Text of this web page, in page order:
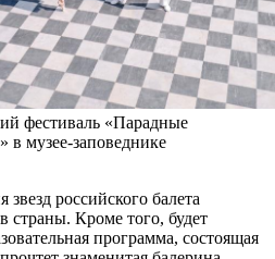
фестиваль «Парадные
в музее-заповеднике
российского балета
страны. Кроме того, будет
программа, состоящая